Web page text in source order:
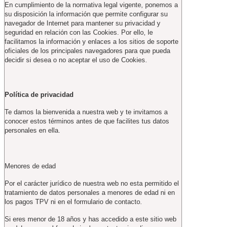
En cumplimiento de la normativa legal vigente, ponemos a
su disposición la información que permite configurar su
navegador de Internet para mantener su privacidad y
seguridad en relación con las Cookies. Por ello, le
facilitamos la información y enlaces a los sitios de soporte
oficiales de los principales navegadores para que pueda
decidir si desea o no aceptar el uso de Cookies.
Política de privacidad
Te damos la bienvenida a nuestra web y te invitamos a
conocer estos términos antes de que facilites tus datos
personales en ella.
Menores de edad
Por el carácter jurídico de nuestra web no esta permitido el
tratamiento de datos personales a menores de edad ni en
los pagos TPV ni en el formulario de contacto.
Si eres menor de 18 años y has accedido a este sitio web